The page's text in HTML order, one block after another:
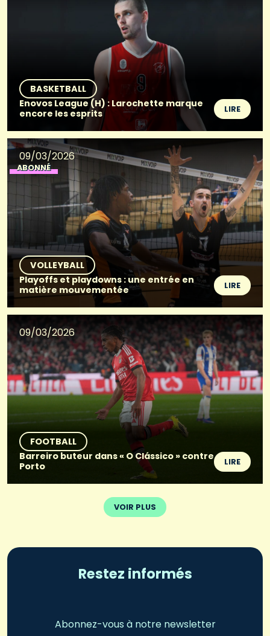
BASKETBALL
Enovos League (H) : Larochette marque
encore les esprits
LIRE
09/03/2026
ABONNÉ
VOLLEYBALL
Playoffs et playdowns : une entrée en
matière mouvementée
LIRE
09/03/2026
FOOTBALL
Barreiro buteur dans « O Clássico » contre
Porto
LIRE
VOIR PLUS
Restez informés
Abonnez-vous à notre newsletter